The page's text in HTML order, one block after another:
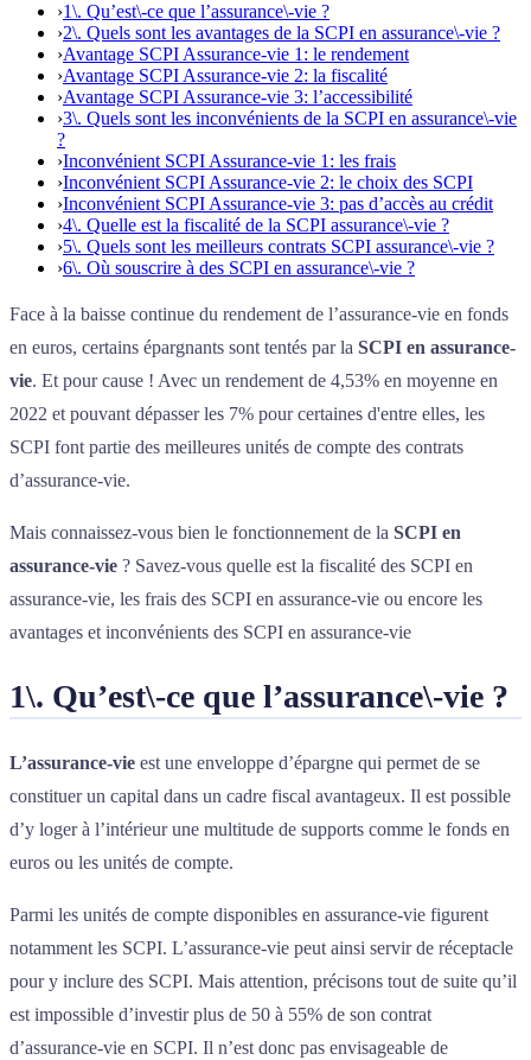
›1\. Qu’est\-ce que l’assurance\-vie ?
›2\. Quels sont les avantages de la SCPI en assurance\-vie ?
›Avantage SCPI Assurance-vie 1: le rendement
›Avantage SCPI Assurance-vie 2: la fiscalité
›Avantage SCPI Assurance-vie 3: l’accessibilité
›3\. Quels sont les inconvénients de la SCPI en assurance\-vie
?
›Inconvénient SCPI Assurance-vie 1: les frais
›Inconvénient SCPI Assurance-vie 2: le choix des SCPI
›Inconvénient SCPI Assurance-vie 3: pas d’accès au crédit
›4\. Quelle est la fiscalité de la SCPI assurance\-vie ?
›5\. Quels sont les meilleurs contrats SCPI assurance\-vie ?
›6\. Où souscrire à des SCPI en assurance\-vie ?
Face à la baisse continue du rendement de l’assurance-vie en fonds
en euros, certains épargnants sont tentés par la SCPI en assurance-
vie. Et pour cause ! Avec un rendement de 4,53% en moyenne en
2022 et pouvant dépasser les 7% pour certaines d'entre elles, les
SCPI font partie des meilleures unités de compte des contrats
d’assurance-vie.
Mais connaissez-vous bien le fonctionnement de la SCPI en
assurance-vie ? Savez-vous quelle est la fiscalité des SCPI en
assurance-vie, les frais des SCPI en assurance-vie ou encore les
avantages et inconvénients des SCPI en assurance-vie
1\. Qu’est\-ce que l’assurance\-vie ?
L’assurance-vie est une enveloppe d’épargne qui permet de se
constituer un capital dans un cadre fiscal avantageux. Il est possible
d’y loger à l’intérieur une multitude de supports comme le fonds en
euros ou les unités de compte.
Parmi les unités de compte disponibles en assurance-vie figurent
notamment les SCPI. L’assurance-vie peut ainsi servir de réceptacle
pour y inclure des SCPI. Mais attention, précisons tout de suite qu’il
est impossible d’investir plus de 50 à 55% de son contrat
d’assurance-vie en SCPI. Il n’est donc pas envisageable de